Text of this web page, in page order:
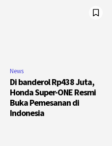
News
Di banderol Rp438 Juta,
Honda Super-ONE Resmi
Buka Pemesanan di
Indonesia